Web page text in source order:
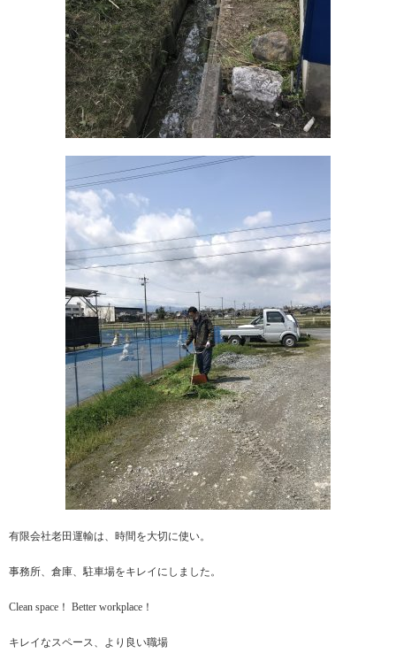
有限会社老田運輸は、時間を大切に使い。
事務所、倉庫、駐車場をキレイにしました。
Clean space！ Better workplace！
キレイなスペース、より良い職場